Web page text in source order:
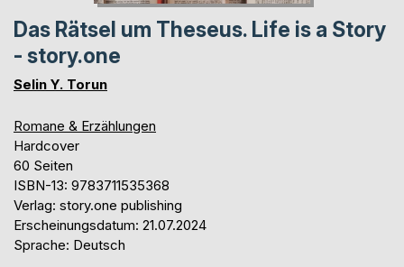
Das Rätsel um Theseus. Life is a Story
- story.one
Selin Y. Torun
Romane & Erzählungen
Hardcover
60 Seiten
ISBN-13: 9783711535368
Verlag: story.one publishing
Erscheinungsdatum: 21.07.2024
Sprache: Deutsch